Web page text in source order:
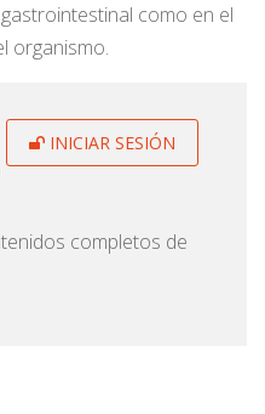
como en el
organismo.
INICIAR SESIÓN
completos de